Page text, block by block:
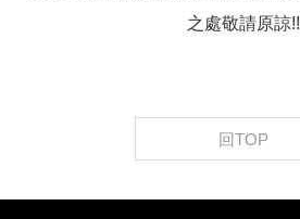
之處敬請原諒!!
回TOP